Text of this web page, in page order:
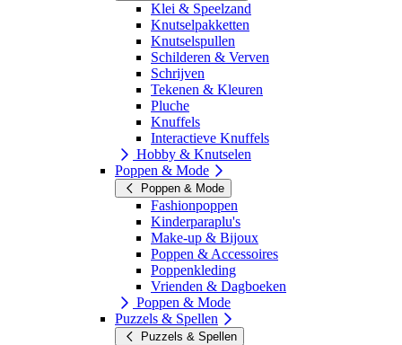
Klei & Speelzand
Knutselpakketten
Knutselspullen
Schilderen & Verven
Schrijven
Tekenen & Kleuren
Pluche
Knuffels
Interactieve Knuffels
Hobby & Knutselen
Poppen & Mode
Poppen & Mode
Fashionpoppen
Kinderparaplu's
Make-up & Bijoux
Poppen & Accessoires
Poppenkleding
Vrienden & Dagboeken
Poppen & Mode
Puzzels & Spellen
Puzzels & Spellen